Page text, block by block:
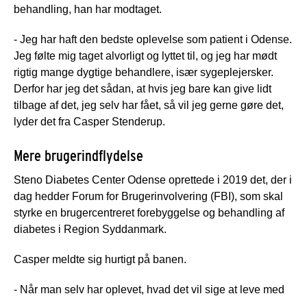
behandling, han har modtaget.
- Jeg har haft den bedste oplevelse som patient i Odense.
Jeg følte mig taget alvorligt og lyttet til, og jeg har mødt
rigtig mange dygtige behandlere, især sygeplejersker.
Derfor har jeg det sådan, at hvis jeg bare kan give lidt
tilbage af det, jeg selv har fået, så vil jeg gerne gøre det,
lyder det fra Casper Stenderup.
Mere brugerindflydelse
Steno Diabetes Center Odense oprettede i 2019 det, der i
dag hedder Forum for Brugerinvolvering (FBI), som skal
styrke en brugercentreret forebyggelse og behandling af
diabetes i Region Syddanmark.
Casper meldte sig hurtigt på banen.
- Når man selv har oplevet, hvad det vil sige at leve med